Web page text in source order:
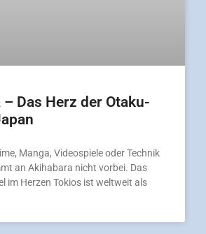
Das Herz der Otaku-
Manga, Videospiele oder Technik
an Akihabara nicht vorbei. Das
im Herzen Tokios ist weltweit als